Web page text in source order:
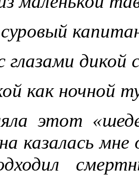
глазами дикой
как ночной
этот
казалась